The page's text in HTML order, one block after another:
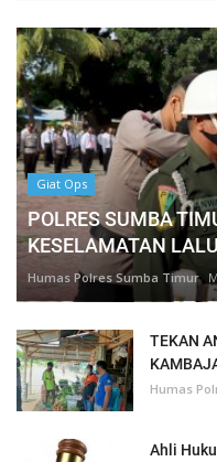
Giat Ops
POLRES SUMBA
KESELAMATAN
Humas Polres Sumba Timur
TEKAN
Humas
Ahli